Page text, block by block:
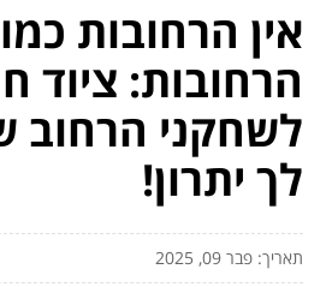
אין הרחובות כמו
הרחובות: ציוד
לשחקני הרחוב
לך יתרון!
תאריך: פבר 09, 2025